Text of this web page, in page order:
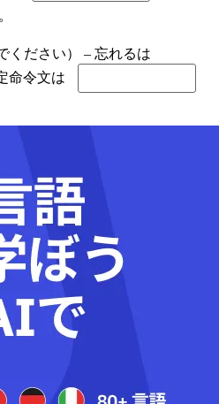
ください） – 忘れるは
命令文は